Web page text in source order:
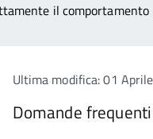
il comportamento
Ultima modifica: 01
Domande frequenti